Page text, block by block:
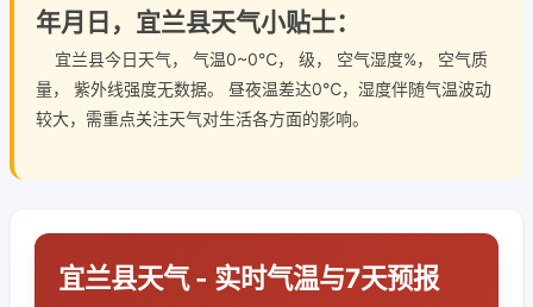
年月日，宜兰县天气小贴士：
宜兰县今日天气， 气温0~0℃， 级， 空气湿度%， 空气质
量， 紫外线强度无数据。 昼夜温差达0℃，湿度伴随气温波动
较大，需重点关注天气对生活各方面的影响。
宜兰县天气 - 实时气温与7天预报